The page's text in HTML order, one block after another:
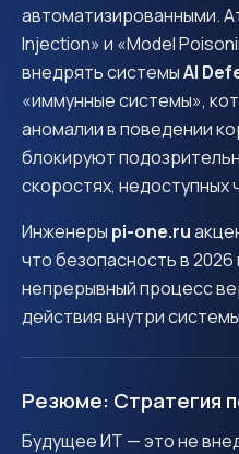
автоматизированными.
Injection» и «Model
внедрять системыAI
«иммунные системы»,
аномалии в поведении
блокируют
скоростях, недоступных
Инженеры pi-one.ru
что безопасность в
непрерывный процесс
действия внутри
Резюме: Стратегия
Будущее ИТ — это не